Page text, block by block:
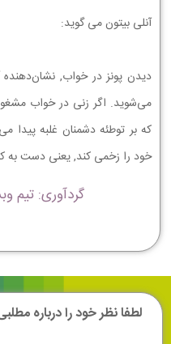
ﺁﻧﻠﯽ ﺑﻴﺘﻮﻥ ﻣﯽ ﮔﻮﻳﺪ:
ﺩﻳﺪﻥ ﭘﻮﻧﺰ ﺩﺭ ﺧﻮﺍﺏ,
ﻣﻰ‏ﺷﻮﻳﺪ. ﺍﮔﺮ ﺯﻧﻰ ﺩﺭ ﺧﻮﺍﺏ
ﻛﻪ ﺑﺮ ﺗﻮﻃﺌﻪ ﺩﺷﻤﻨﺎﻥ ﻏﻠﺒﻪ ﭘﻴﺪﺍ
ﺧﻮﺩ ﺭﺍ ﺯﺧﻤﻰ ﻛﻨﺪ, ﻳﻌﻨﻰ ﺩﺳﺖ ﺑﻪ
گردآوری: تیم
لطفا نظر خود را درباره